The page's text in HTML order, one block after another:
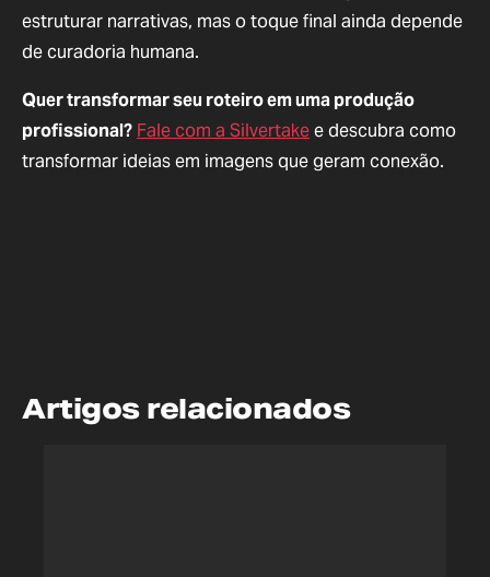
estruturar narrativas, mas o toque final ainda depende
de curadoria humana.
Quer transformar seu roteiro em uma produção
profissional? Fale com a Silvertakee descubra como
transformar ideias em imagens que geram conexão.
Artigos relacionados